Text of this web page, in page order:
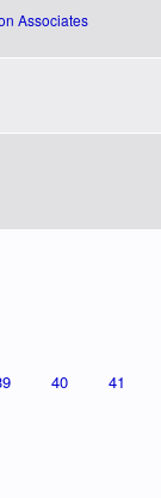
Associates
40 41